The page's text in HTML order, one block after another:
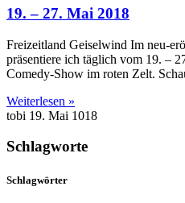
19. – 27. Mai 2018
Freizeitland Geiselwind Im neu-
präsentiere ich täglich vom 19. –
Comedy-Show im roten Zelt.
Weiterlesen »
tobi 19. Mai 1018
Schlagworte
Schlagwörter